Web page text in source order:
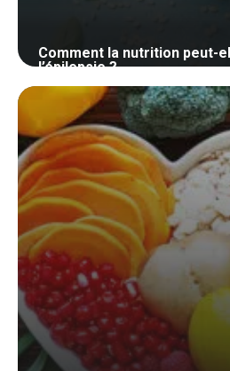
Comment la nutrition peut-
l’épilepsie ?
29 mai 2024